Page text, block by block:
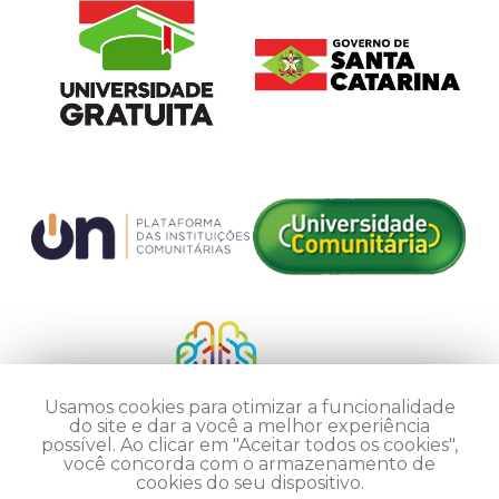
Usamos cookies para otimizar a funcionalidade
do site e dar a você a melhor experiência
possível. Ao clicar em "Aceitar todos os cookies",
você concorda com o armazenamento de
cookies do seu dispositivo.